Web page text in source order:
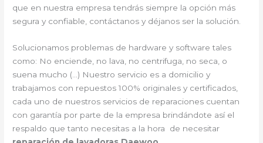
que en nuestra empresa tendrás siempre la opción más
segura y confiable, contáctanos y déjanos ser la solución.
Solucionamos problemas de hardware y software tales
como: No enciende, no lava, no centrifuga, no seca, o
suena mucho (…) Nuestro servicio es a domicilio y
trabajamos con repuestos 100% originales y certificados,
cada uno de nuestros servicios de reparaciones cuentan
con garantía por parte de la empresa brindándote así el
respaldo que tanto necesitas a la hora de necesitar